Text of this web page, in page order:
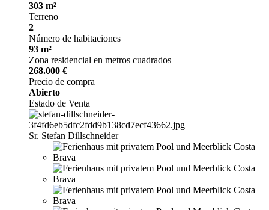
303 m²
Terreno
2
Número de habitaciones
93 m²
Zona residencial en metros cuadrados
268.000 €
Precio de compra
Abierto
Estado de Venta
Sr. Stefan Dillschneider